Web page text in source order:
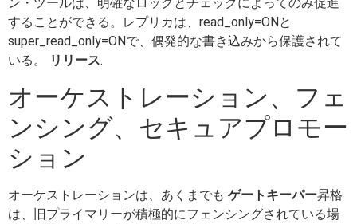
ン・ツールは、明確なロックとチェックによってのみ促進
することができる。レプリカは、read_only=ONと
super_read_only=ONで、偶発的な書き込みから保護されて
いる。
リリース.
オーケストレーション、フェ
ンシング、セキュアプロモー
ション
オーケストレーションは、あくまでも ゲートキーパー昇格
は、旧プライマリーが積極的にフェンシングされている場